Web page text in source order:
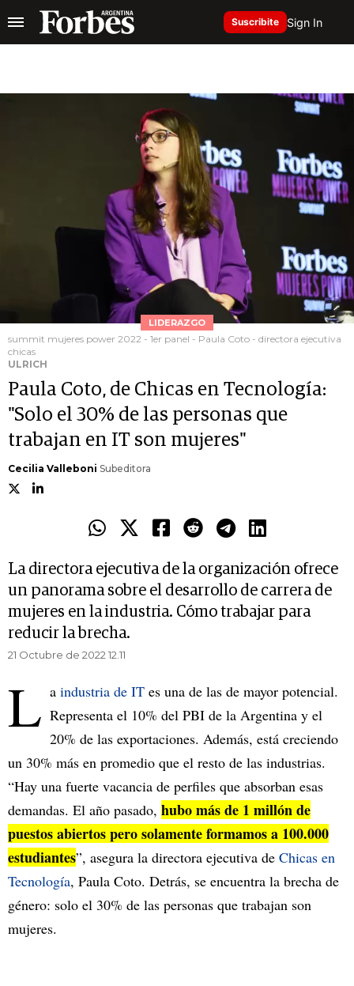
Suscribite Sign In
LIDERAZGO
summit mujeres power 2022 - 1er panel - Paula Coto - directora ejecutiva
chicas
ULRICH
Paula Coto, de Chicas en Tecnología:
"Solo el 30% de las personas que
trabajan en IT son mujeres"
Cecilia Valleboni Subeditora
La directora ejecutiva de la organización ofrece
un panorama sobre el desarrollo de carrera de
mujeres en la industria. Cómo trabajar para
reducir la brecha.
21 Octubre de 2022 12.11
L a industria de IT es una de las de mayor potencial.
Representa el 10% del PBI de la Argentina y el
20% de las exportaciones. Además, está creciendo
un 30% más en promedio que el resto de las industrias.
“Hay una fuerte vacancia de perfiles que absorban esas
demandas. El año pasado, hubo más de 1 millón de
puestos abiertos pero solamente formamos a 100.000
estudiantes”, asegura la directora ejecutiva de Chicas en
Tecnología, Paula Coto. Detrás, se encuentra la brecha de
género: solo el 30% de las personas que trabajan son
mujeres.